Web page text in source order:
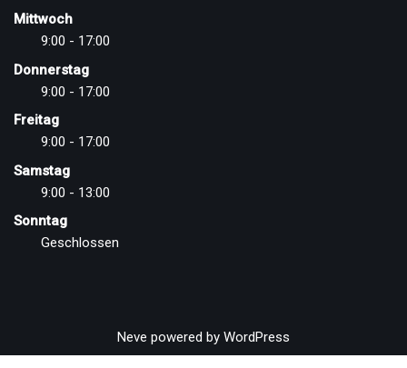
Mittwoch
9:00 - 17:00
Donnerstag
9:00 - 17:00
Freitag
9:00 - 17:00
Samstag
9:00 - 13:00
Sonntag
Geschlossen
Neve powered by WordPress